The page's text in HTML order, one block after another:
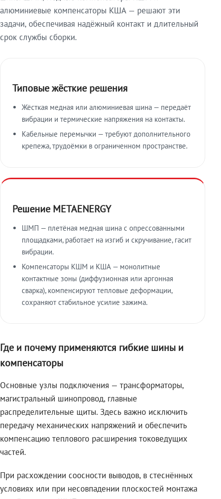
алюминиевые компенсаторы КША — решают эти
задачи, обеспечивая надёжный контакт и длительный
срок службы сборки.
Типовые жёсткие решения
Жёсткая медная или алюминиевая шина — передаёт
вибрации и термические напряжения на контакты.
Кабельные перемычки — требуют дополнительного
крепежа, трудоёмки в ограниченном пространстве.
Решение METAENERGY
ШМП — плетёная медная шина с опрессованными
площадками, работает на изгиб и скручивание, гасит
вибрации.
Компенсаторы КШМ и КША — монолитные
контактные зоны (диффузионная или аргонная
сварка), компенсируют тепловые деформации,
сохраняют стабильное усилие зажима.
Где и почему применяются гибкие шины и
компенсаторы
Основные узлы подключения — трансформаторы,
магистральный шинопровод, главные
распределительные щиты. Здесь важно исключить
передачу механических напряжений и обеспечить
компенсацию теплового расширения токоведущих
частей.
При расхождении соосности выводов, в стеснённых
условиях или при несовпадении плоскостей монтажа